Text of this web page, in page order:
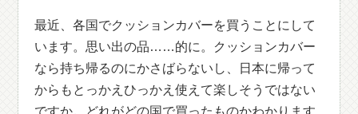
最近、各国でクッションカバーを買うことにして
います。思い出の品……的に。クッションカバー
なら持ち帰るのにかさばらないし、日本に帰って
からもとっかえひっかえ使えて楽しそうではない
ですか。どれがどの国で買ったものかわかります